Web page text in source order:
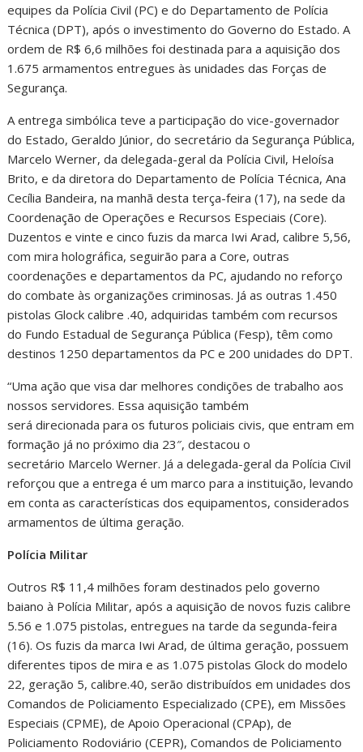
equipes da Polícia Civil (PC) e do Departamento de Polícia
Técnica (DPT), após o investimento do Governo do Estado. A
ordem de R$ 6,6 milhões foi destinada para a aquisição dos
1.675 armamentos entregues às unidades das Forças de
Segurança.
A entrega simbólica teve a participação do vice-governador
do Estado, Geraldo Júnior, do secretário da Segurança Pública,
Marcelo Werner, da delegada-geral da Polícia Civil, Heloísa
Brito, e da diretora do Departamento de Polícia Técnica, Ana
Cecília Bandeira, na manhã desta terça-feira (17), na sede da
Coordenação de Operações e Recursos Especiais (Core).
Duzentos e vinte e cinco fuzis da marca Iwi Arad, calibre 5,56,
com mira holográfica, seguirão para a Core, outras
coordenações e departamentos da PC, ajudando no reforço
do combate às organizações criminosas. Já as outras 1.450
pistolas Glock calibre .40, adquiridas também com recursos
do Fundo Estadual de Segurança Pública (Fesp), têm como
destinos 1250 departamentos da PC e 200 unidades do DPT.
“Uma ação que visa dar melhores condições de trabalho aos
nossos servidores. Essa aquisição também
será direcionada para os futuros policiais civis, que entram em
formação já no próximo dia 23″, destacou o
secretário Marcelo Werner. Já a delegada-geral da Polícia Civil
reforçou que a entrega é um marco para a instituição, levando
em conta as características dos equipamentos, considerados
armamentos de última geração.
Polícia Militar
Outros R$ 11,4 milhões foram destinados pelo governo
baiano à Polícia Militar, após a aquisição de novos fuzis calibre
5.56 e 1.075 pistolas, entregues na tarde da segunda-feira
(16). Os fuzis da marca Iwi Arad, de última geração, possuem
diferentes tipos de mira e as 1.075 pistolas Glock do modelo
22, geração 5, calibre.40, serão distribuídos em unidades dos
Comandos de Policiamento Especializado (CPE), em Missões
Especiais (CPME), de Apoio Operacional (CPAp), de
Policiamento Rodoviário (CEPR), Comandos de Policiamento